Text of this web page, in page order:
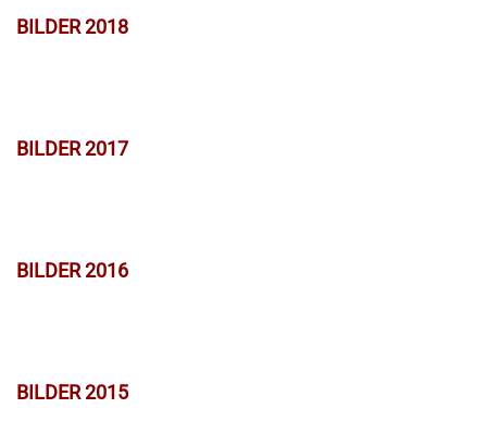
BILDER 2018
BILDER 2017
BILDER 2016
BILDER 2015